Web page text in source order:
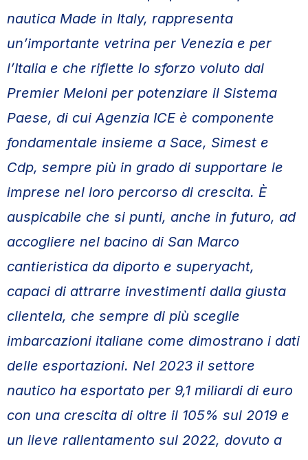
nautica Made in Italy, rappresenta
un’importante vetrina per Venezia e per
l’Italia e che riflette lo sforzo voluto dal
Premier Meloni per potenziare il Sistema
Paese, di cui Agenzia ICE è componente
fondamentale insieme a Sace, Simest e
Cdp, sempre più in grado di supportare le
imprese nel loro percorso di crescita. È
auspicabile che si punti, anche in futuro, ad
accogliere nel bacino di San Marco
cantieristica da diporto e superyacht,
capaci di attrarre investimenti dalla giusta
clientela, che sempre di più sceglie
imbarcazioni italiane come dimostrano i dati
delle esportazioni. Nel 2023 il settore
nautico ha esportato per 9,1 miliardi di euro
con una crescita di oltre il 105% sul 2019 e
un lieve rallentamento sul 2022, dovuto a